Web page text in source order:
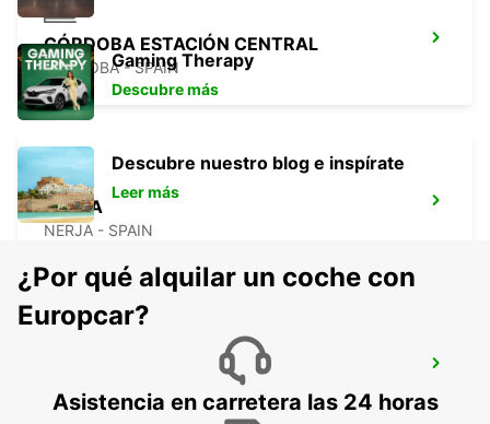
CÓRDOBA ESTACIÓN CENTRAL
CORDOBA - SPAIN
NERJA
NERJA - SPAIN
HUERCAL DE ALMERIA - SPAIN
Gaming Therapy
Descubre más
Descubre nuestro blog e inspírate
Leer más
¿Por qué alquilar un coche con
Europcar?
Asistencia en carretera las 24 horas